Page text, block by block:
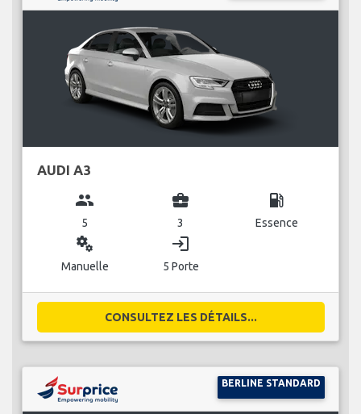
AUDI A3
group
5
business_center
3
local_gas_station
Essence
miscellaneous_services
Manuelle
login
5 Porte
CONSULTEZ LES DÉTAILS...
BERLINE STANDARD